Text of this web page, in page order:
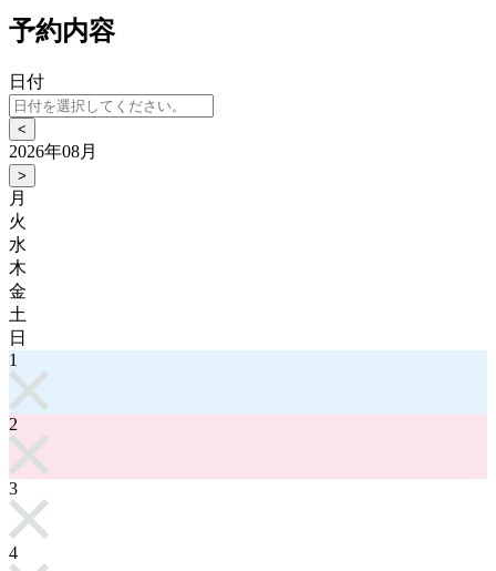
予約内容
日付
<
2026年08月
>
月
火
水
木
金
土
日
1
2
3
4